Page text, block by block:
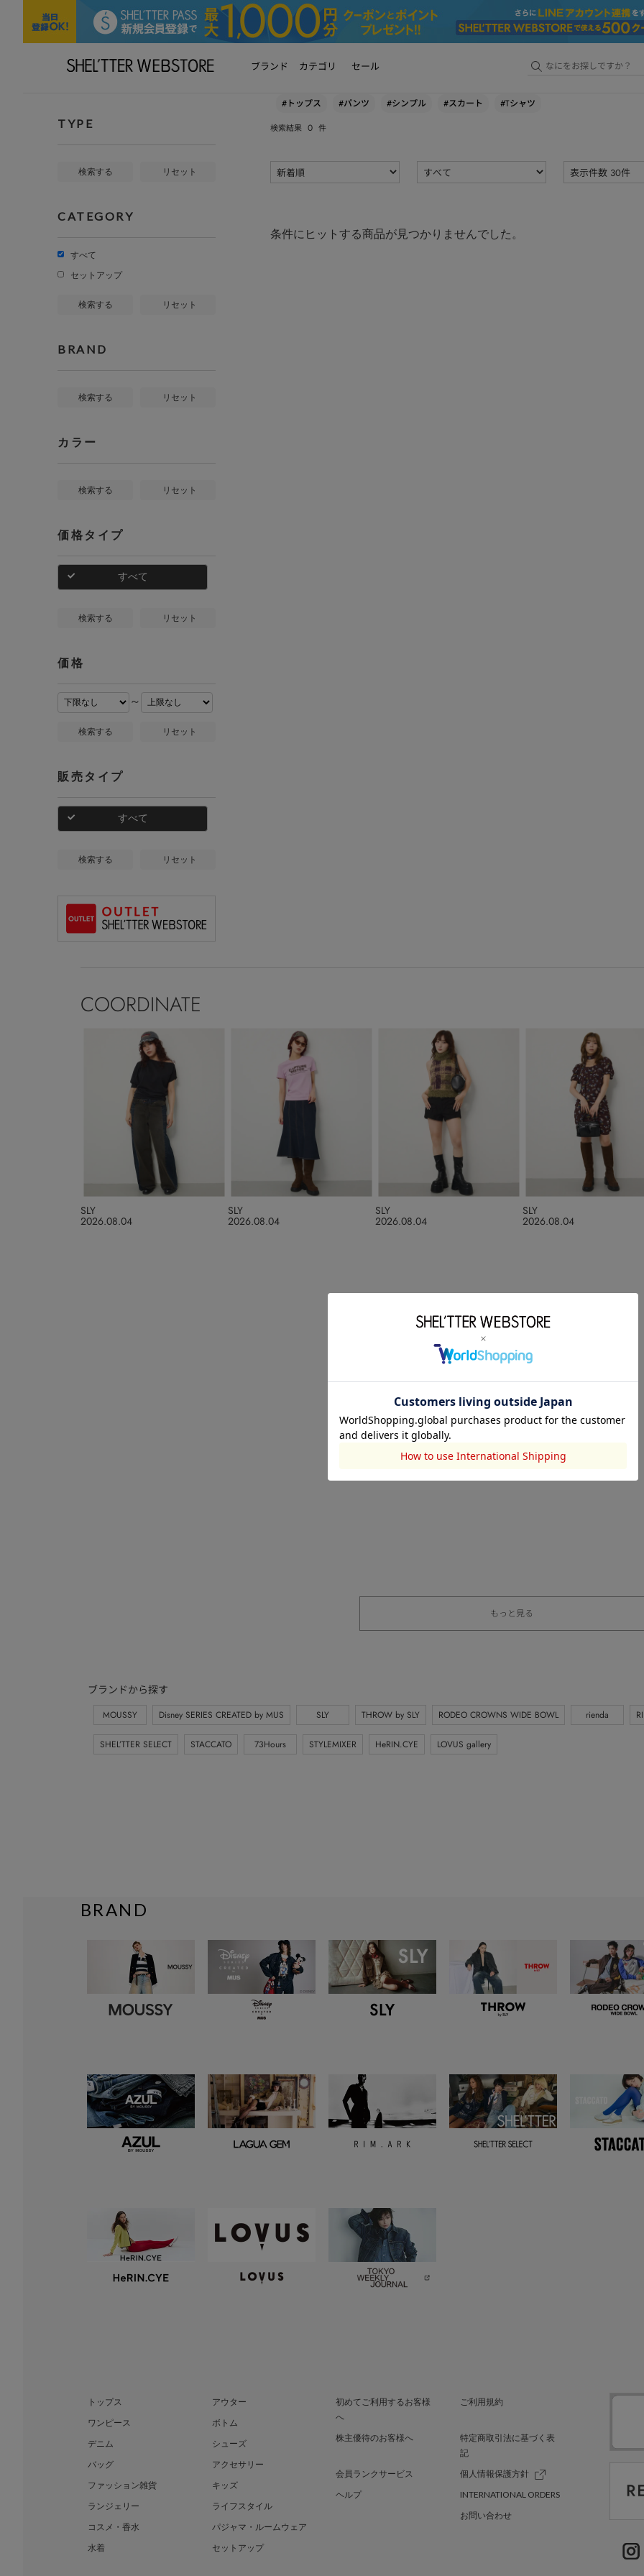
ブランド カテゴリ セール
TYPE
検索する リセット
CATEGORY
すべて
セットアップ
検索する リセット
BRAND
検索する リセット
カラー
検索する リセット
価格タイプ
すべて
検索する リセット
価格
～
検索する リセット
販売タイプ
すべて
検索する リセット
#トップス #パンツ #シンプル #スカート #Tシャツ
検索結果 0 件
条件にヒットする商品が見つかりませんでした。
COORDINATE
2026.08.04
SLY
2026.08.04
SLY
2026.08.04
SLY
2026.08.04
SLY
もっと見る
ブランドから探す
MOUSSY Disney SERIES CREATED by MUS SLY THROW by SLY RODEO CROWNS WIDE BOWL rienda
SHEL’TTER SELECT STACCATO 73Hours STYLEMIXER HeRIN.CYE LOVUS gallery
BRAND
トップス
アウター
ワンピース
ボトム
デニム
シューズ
バッグ
アクセサリー
ファッション雑貨
キッズ
ランジェリー
ライフスタイル
コスメ・香水
パジャマ・ルームウェア
水着
セットアップ
初めてご利用するお客様
へ
ご利用規約
株主優待のお客様へ
特定商取引法に基づく表
記
会員ランクサービス
個人情報保護方針
ヘルプ
INTERNATIONAL ORDERS
お問い合わせ